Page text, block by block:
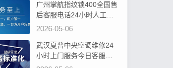
广州掌航指纹锁400全国售
后客服电话24小时人工电
话
2026-05-06
武汉夏普中央空调维修24
小时上门服务今日客服热
线